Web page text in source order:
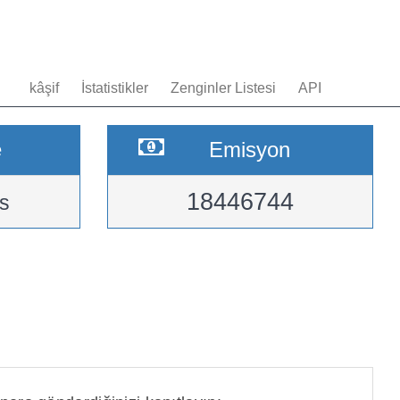
kâşif İstatistikler Zenginler Listesi API
Emisyon
18446744